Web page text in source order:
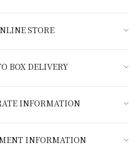
STORE
BOX DELIVERY
INFORMATION
INFORMATION